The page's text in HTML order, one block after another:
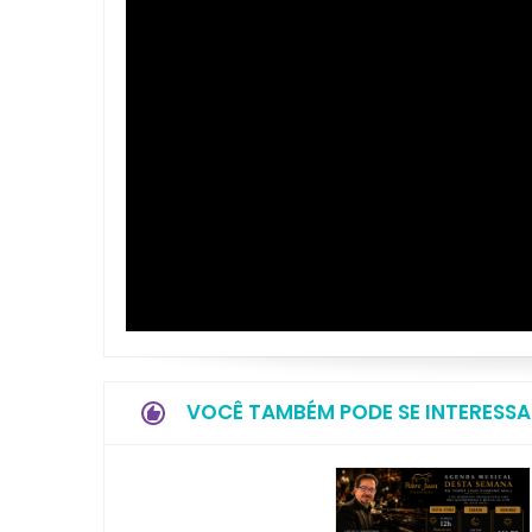
VOCÊ TAMBÉM PODE SE